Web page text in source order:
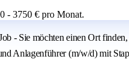
- 3750 € pro Monat.
- Sie möchten einen Ort
Anlagenführer (m/w/d) mit